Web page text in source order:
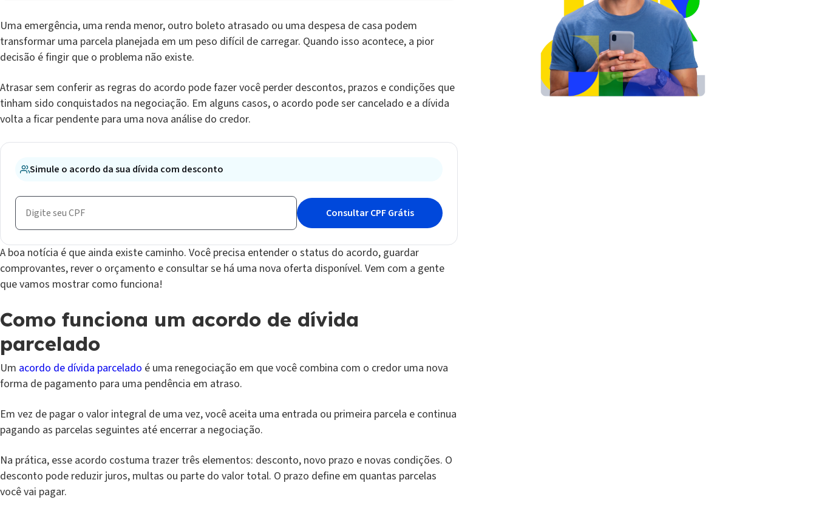
Uma emergência, uma renda menor, outro boleto atrasado ou uma despesa de casa podem
transformar uma parcela planejada em um peso difícil de carregar. Quando isso acontece, a pior
decisão é fingir que o problema não existe.
Atrasar sem conferir as regras do acordo pode fazer você perder descontos, prazos e condições que
tinham sido conquistados na negociação. Em alguns casos, o acordo pode ser cancelado e a dívida
volta a ficar pendente para uma nova análise do credor.
Simule o acordo da sua dívida com desconto
A boa notícia é que ainda existe caminho. Você precisa entender o status do acordo, guardar
comprovantes, rever o orçamento e consultar se há uma nova oferta disponível. Vem com a gente
que vamos mostrar como funciona!
Como funciona um acordo de dívida
parcelado
Um acordo de dívida parcelado é uma renegociação em que você combina com o credor uma nova
forma de pagamento para uma pendência em atraso.
Em vez de pagar o valor integral de uma vez, você aceita uma entrada ou primeira parcela e continua
pagando as parcelas seguintes até encerrar a negociação.
Na prática, esse acordo costuma trazer três elementos: desconto, novo prazo e novas condições. O
desconto pode reduzir juros, multas ou parte do valor total. O prazo define em quantas parcelas
você vai pagar.